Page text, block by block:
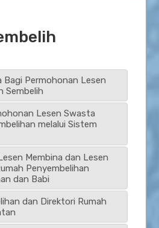
Bagi Permohonan Lesen
Sembelih
Lesen Swasta
melalui Sistem
Membina dan Lesen
Penyembelihan
dan Babi
dan Direktori Rumah